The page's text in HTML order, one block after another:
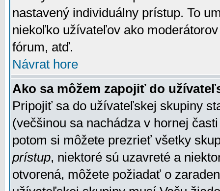
nastavený individuálny prístup. To
niekoľko užívateľov ako
fórum, atď.
Návrat hore
Ako sa môžem zapojiť do
Pripojiť sa do užívateľskej skupiny
(večšinou sa nachádza v hornej
potom si môžete prezrieť všetky
prístup, niektoré sú uzavreté a
otvorená, môžete požiadať o